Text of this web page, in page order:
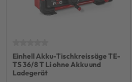
Einhell Akku-Tischkreissäge TE-
TS 36/8 T Li ohne Akku und
Ladegerät